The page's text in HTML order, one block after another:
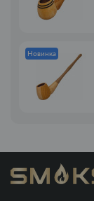
Новинка